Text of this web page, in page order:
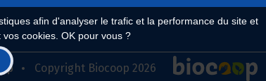
afin d'analyser le trafic et la performance du site et
cookies. OK pour vous ?
Copyright Biocoop 2026